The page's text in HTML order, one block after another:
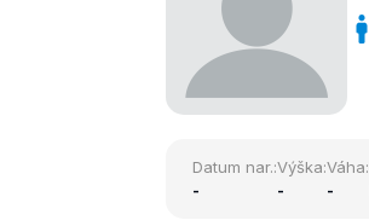
Datum nar.:
-
Výška:
-
Váha:
-